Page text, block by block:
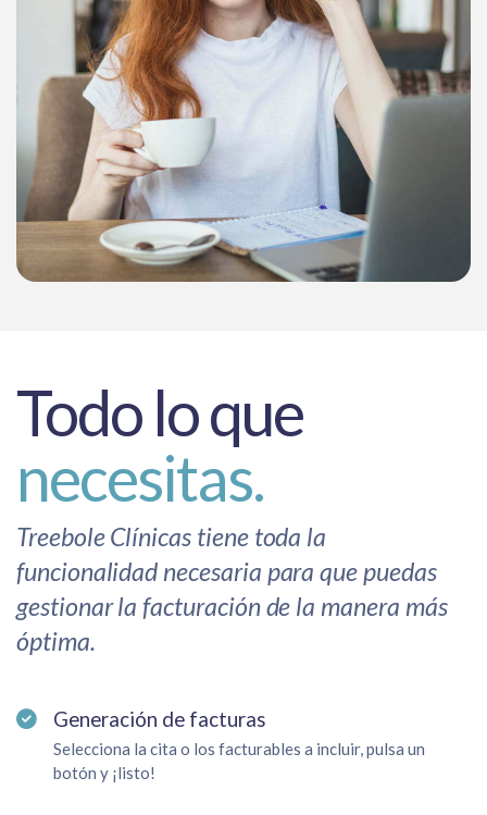
Todo lo que
necesitas.
Treebole Clínicas tiene toda la
funcionalidad necesaria para que puedas
gestionar la facturación de la manera más
óptima.
Generación de facturas
Selecciona la cita o los facturables a incluir, pulsa un
botón y ¡listo!